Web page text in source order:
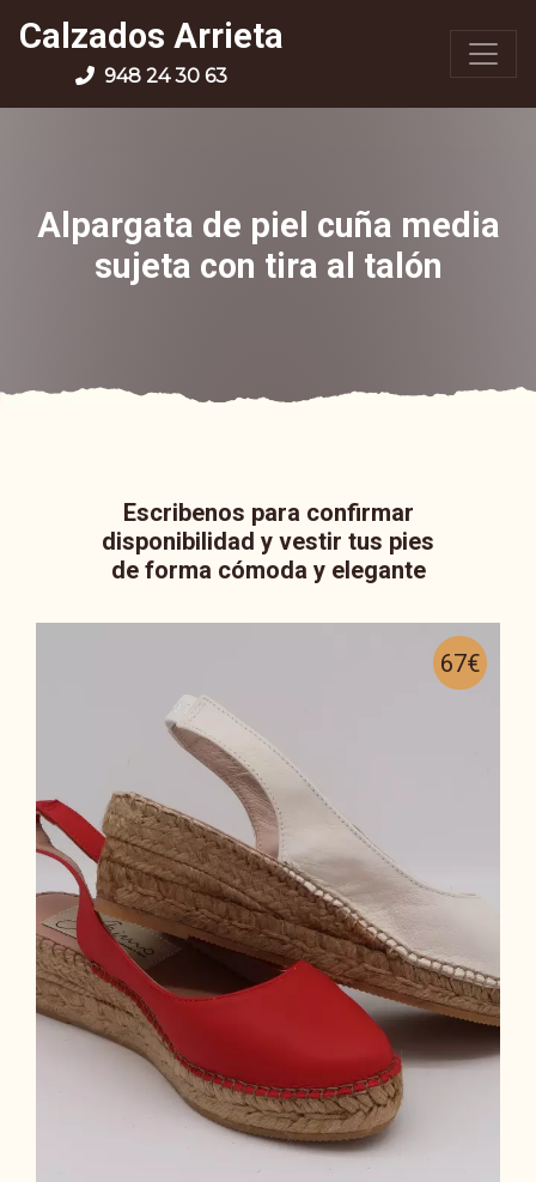
Calzados Arrieta
948 24 30 63
Alpargata de piel cuña media
sujeta con tira al talón
Escribenos para confirmar
disponibilidad y vestir tus pies
de forma cómoda y elegante
67€